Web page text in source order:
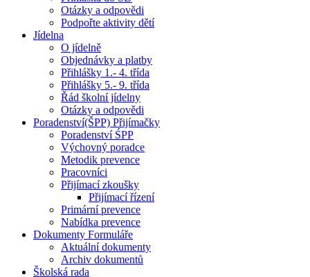
Otázky a odpovědi
Podpořte aktivity dětí
Jídelna
O jídelně
Objednávky a platby
Přihlášky 1.- 4. třída
Přihlášky 5.- 9. třída
Řád školní jídelny
Otázky a odpovědi
Poradenství(ŠPP) Přijímačky
Poradenství ŚPP
Výchovný poradce
Metodik prevence
Pracovníci
Přijímací zkoušky
Přijímací řízení
Primární prevence
Nabídka prevence
Dokumenty Formuláře
Aktuální dokumenty
Archiv dokumentů
Školská rada